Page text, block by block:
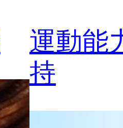
運動能
持